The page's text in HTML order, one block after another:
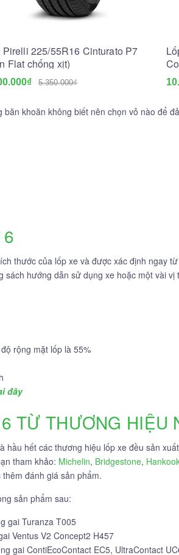
Pirelli 225/55R16 Cinturato P7
Flat chống xịt)
5.350.000₫
khoăn không biết nên chọn vỏ nào để
thước của lốp xe và được xác định ngay
sách hướng dẫn sử dụng xe hoặc một vài
rộng mặt lốp là 55%
đây
TỪ THƯƠNG HIỆU
hầu hết các thương hiệu lốp xe đều sản
tham khảo: Michelin, Bridgestone,
đánh giá sản phẩm.
sản phẩm sau:
gai Turanza T005
Ventus V2 Concept2 H457
gai ContiEcoContact EC5, UltraContact